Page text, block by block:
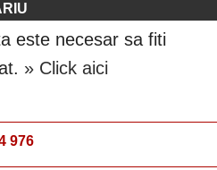
este necesar sa fiti
» Click aici
976